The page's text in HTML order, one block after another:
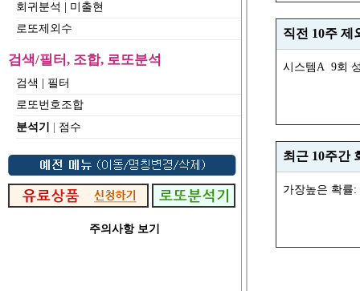
회귀분석
미출현
로또제외수
검색/필터, 조합, 로또분석
검색
필터
로또번호조합
분석기
점수
주의사항 보기
직전 10주 제
시스템A 9회
최근 10주간
가장높은 확률